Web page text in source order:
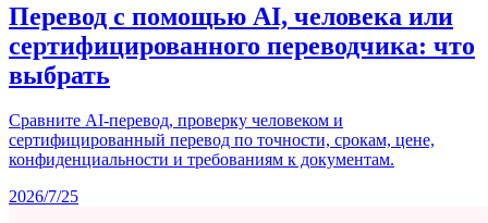
Перевод с помощью AI, человека или
сертифицированного переводчика: что
выбрать
Сравните AI-перевод, проверку человеком и
сертифицированный перевод по точности, срокам, цене,
конфиденциальности и требованиям к документам.
2026/7/25